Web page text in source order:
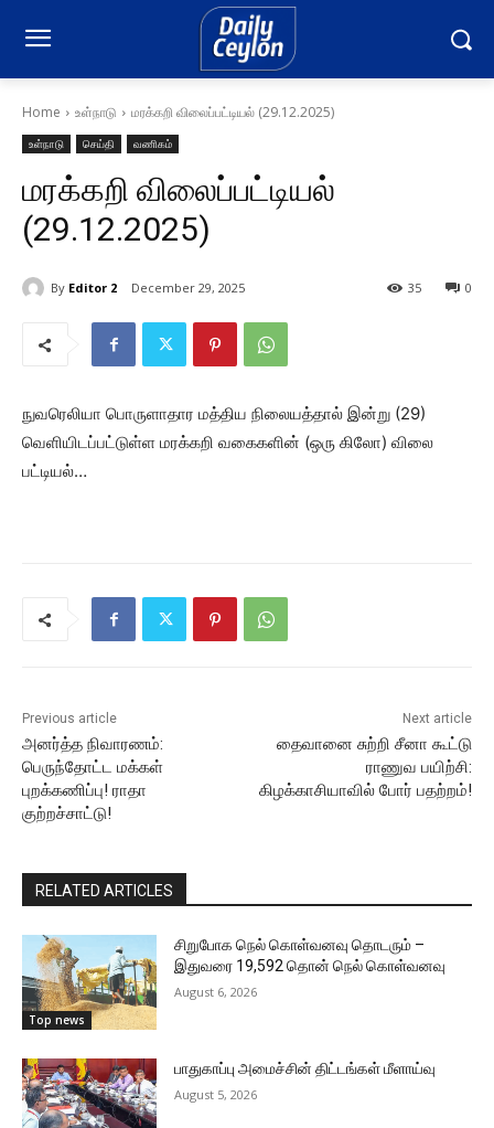
Home உள்நாடு மரக்கறி விலைப்பட்டியல் (29.12.2025)
உள்நாடு செய்தி வணிகம்
மரக்கறி விலைப்பட்டியல்
(29.12.2025)
By Editor 2 December 29, 2025 0
35
நுவரெலியா பொருளாதார மத்திய நிலையத்தால் இன்று (29)
வெளியிடப்பட்டுள்ள மரக்கறி வகைகளின் (ஒரு கிலோ) விலை
பட்டியல்…
Previous article
அனர்த்த நிவாரணம்:
பெருந்தோட்ட மக்கள்
புறக்கணிப்பு! ராதா
குற்றச்சாட்டு!
Next article
தைவானை சுற்றி சீனா கூட்டு
ராணுவ பயிற்சி:
கிழக்காசியாவில் போர் பதற்றம்!
RELATED ARTICLES
Top news
சிறுபோக நெல் கொள்வனவு தொடரும் –
இதுவரை 19,592 தொன் நெல் கொள்வனவு
August 6, 2026
பாதுகாப்பு அமைச்சின் திட்டங்கள் மீளாய்வு
August 5, 2026